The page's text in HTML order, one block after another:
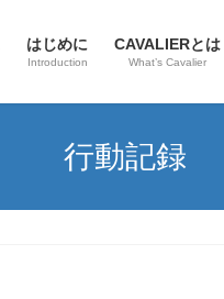
はじめに
Introduction
CAVALIERとは
What’s Cavalier
行動記録